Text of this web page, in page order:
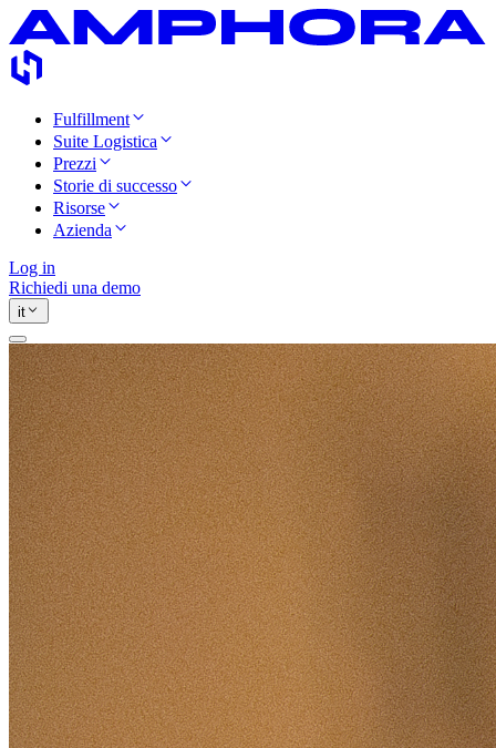
Fulfillment
Suite Logistica
Prezzi
Storie di successo
Risorse
Azienda
Log in
Richiedi una demo
it